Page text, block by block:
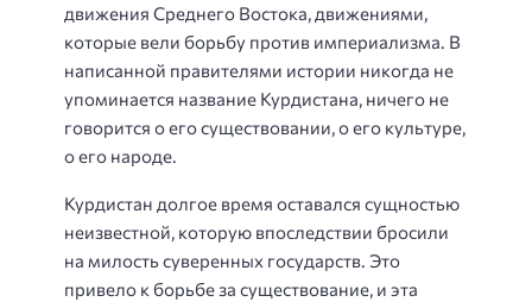
движения Среднего Востока, движениями,
которые вели борьбу против империализма. В
написанной правителями истории никогда не
упоминается название Курдистана, ничего не
говорится о его существовании, о его культуре,
о его народе.
Курдистан долгое время оставался сущностью
неизвестной, которую впоследствии бросили
на милость суверенных государств. Это
привело к борьбе за существование, и эта